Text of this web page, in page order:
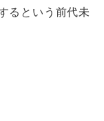
るという前代未